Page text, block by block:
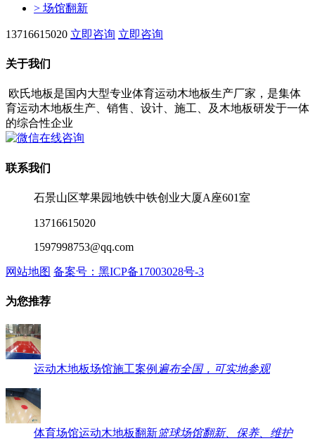
> 场馆翻新
13716615020 立即咨询 立即咨询
关于我们
欧氏地板是国内大型专业体育运动木地板生产厂家，是集体
育运动木地板生产、销售、设计、施工、及木地板研发于一体
的综合性企业
在线咨询
联系我们
石景山区苹果园地铁中铁创业大厦A座601室
13716615020
1597998753@qq.com
网站地图 备案号：黑ICP备17003028号-3
为您推荐
运动木地板场馆施工案例 遍布全国，可实地参观
体育场馆运动木地板翻新篮球场馆翻新、保养、维护